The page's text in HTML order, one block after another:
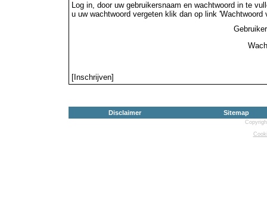
Log in, door uw gebruikersnaam en wachtwoord in te
u uw wachtwoord vergeten klik dan op link 'Wachtwoord
[Inschrijven]
Disclaimer Sitemap